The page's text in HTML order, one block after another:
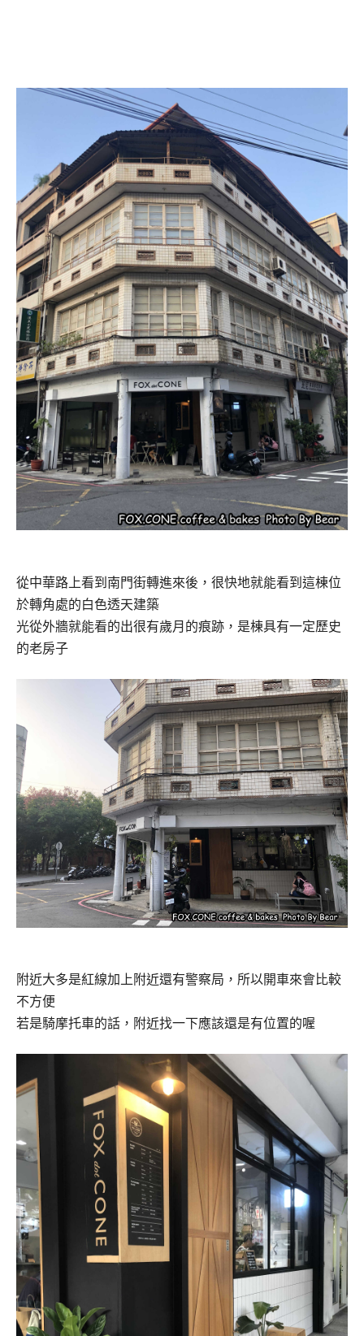
從中華路上看到南門街轉進來後，很快地就能看到這棟位
於轉角處的白色透天建築
光從外牆就能看的出很有歲月的痕跡，是棟具有一定歷史
的老房子
附近大多是紅線加上附近還有警察局，所以開車來會比較
不方便
若是騎摩托車的話，附近找一下應該還是有位置的喔